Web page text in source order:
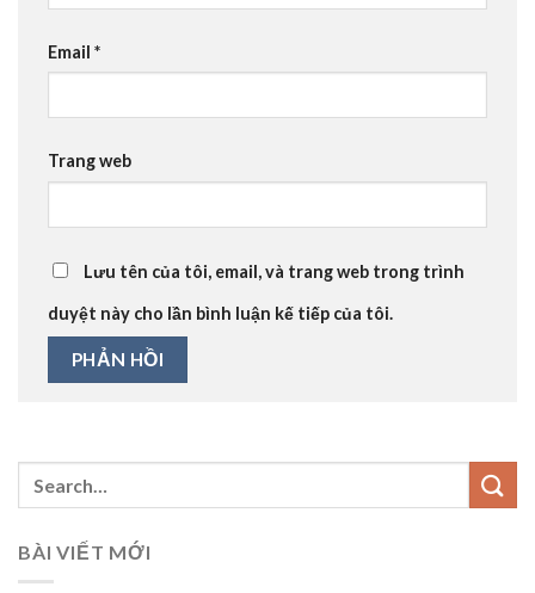
Email *
Trang web
Lưu tên của tôi, email, và trang web trong trình
duyệt này cho lần bình luận kế tiếp của tôi.
BÀI VIẾT MỚI